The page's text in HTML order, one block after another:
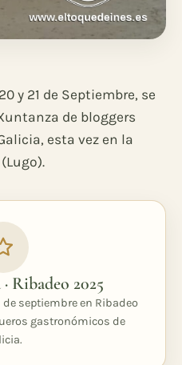
y 21 de Septiembre, se
de bloggers
esta vez en la
Ribadeo 2025
de septiembre en Ribadeo
gastronómicos de